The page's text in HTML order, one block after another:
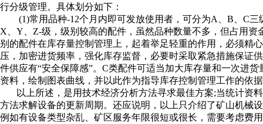
行分级管理。具体划分如下：
(1)常用品种-12个月内即可发放使用者，可分为A、B、C
X、Y、Z-级，级别较高的配件，虽然品种数量不多，但占用
别的配件在库存量控制管理上，起着举足轻重的作用，必须精
压，加密进货频率，强化库存监督，必要时采取紧急措施保证
件供应有“安全保障感”。C类配件可适当加大库存量和一次进
资料，绘制图表曲线，并以此作为指导库存控制管理工作的依
以上所述，是用技术经济分析方法寻求最佳方案;当统计资
方法求解设备的更新周期。还应说明，以上只介绍了矿山机械
例如有设备类型杂乱、矿区服务年限很短或很长，需要考虑费